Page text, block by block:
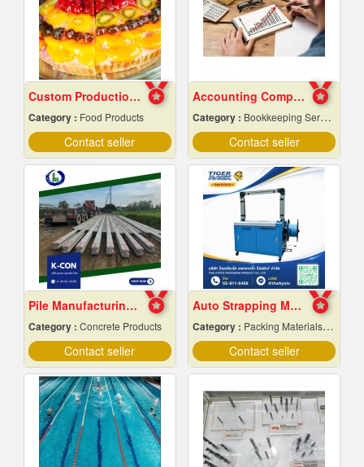
Custom Production of Jam and Fruit Sauces
Category : Food Products
Contact seller
Accounting Company Bangkok
Category : Bookkeeping Service
Contact seller
Pile Manufacturing Factory, Samut Prakan
Category : Concrete Products
Contact seller
Auto Strapping Machine
Category : Packing Materials-Mechanical
Contact seller